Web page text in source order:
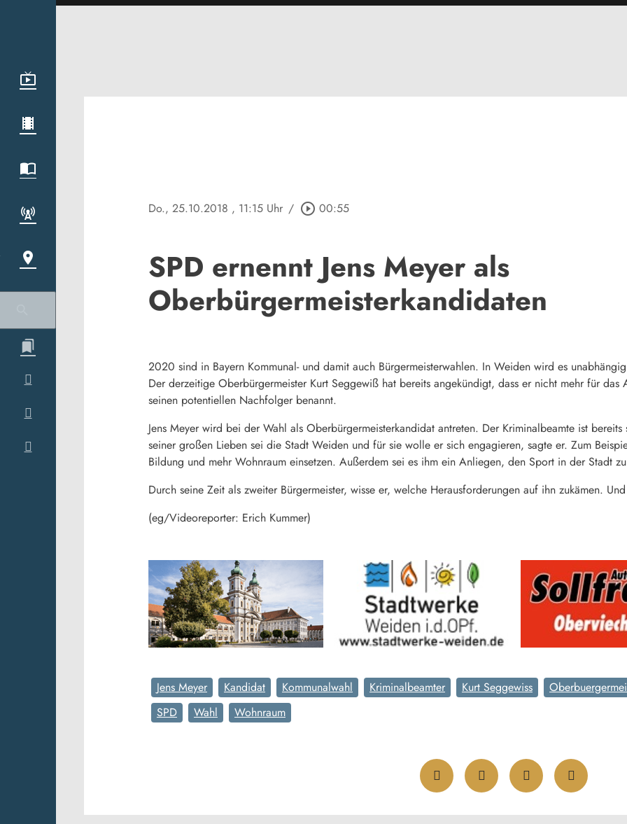
Do., 25.10.2018 , 11:15 Uhr / play_circle_outline 00:55
SPD ernennt Jens Meyer als
Oberbürgermeisterkandidaten
2020 sind in Bayern Kommunal- und damit auch Bürgermeisterwahlen. In Weiden wird es
Der derzeitige Oberbürgermeister Kurt Seggewiß hat bereits angekündigt, dass er nicht mehr für
seinen potentiellen Nachfolger benannt.
Jens Meyer wird bei der Wahl als Oberbürgermeisterkandidat antreten. Der Kriminalbeamte ist
seiner großen Lieben sei die Stadt Weiden und für sie wolle er sich engagieren, sagte er. Zum
Bildung und mehr Wohnraum einsetzen. Außerdem sei es ihm ein Anliegen, den Sport in der Stadt
Durch seine Zeit als zweiter Bürgermeister, wisse er, welche Herausforderungen auf ihn zukämen.
(eg/Videoreporter: Erich Kummer)
Jens Meyer Kandidat Kommunalwahl Kriminalbeamter Kurt Seggewiss
SPD
Wahl Wohnraum